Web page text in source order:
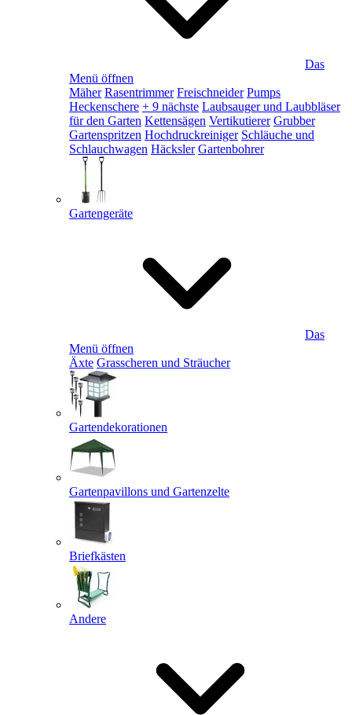
Das
Menü öffnen
Mäher Rasentrimmer Freischneider Pumps
Heckenschere + 9 nächste Laubsauger und Laubbläser
für den Garten Kettensägen Vertikutierer Grubber
Gartenspritzen Hochdruckreiniger Schläuche und
Schlauchwagen Häcksler Gartenbohrer
Gartengeräte
Das
Menü öffnen
Äxte Grasscheren und Sträucher
Gartendekorationen
Gartenpavillons und Gartenzelte
Briefkästen
Andere